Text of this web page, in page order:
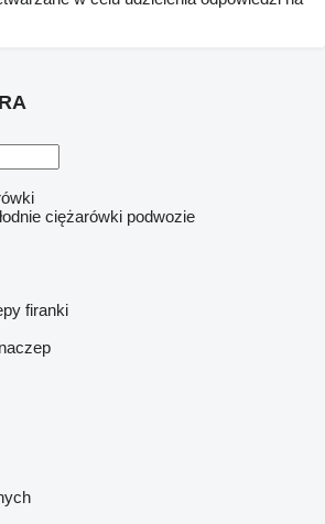
ciężarówki podwozie
firanki